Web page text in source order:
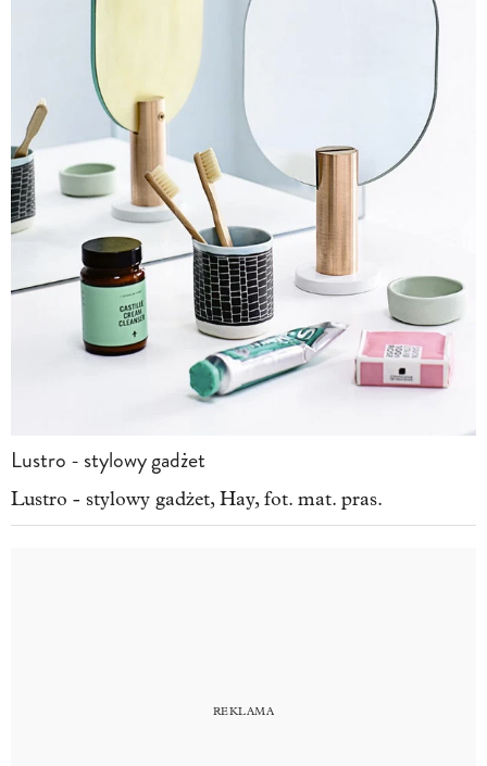
Lustro - stylowy gadżet
Lustro - stylowy gadżet, Hay, fot. mat. pras.